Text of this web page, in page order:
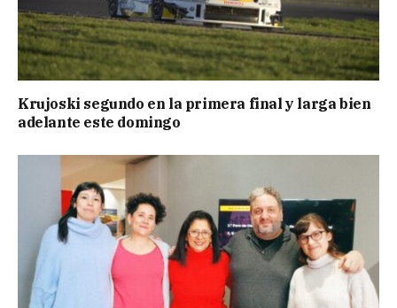
Krujoski segundo en la primera final y larga bien
adelante este domingo